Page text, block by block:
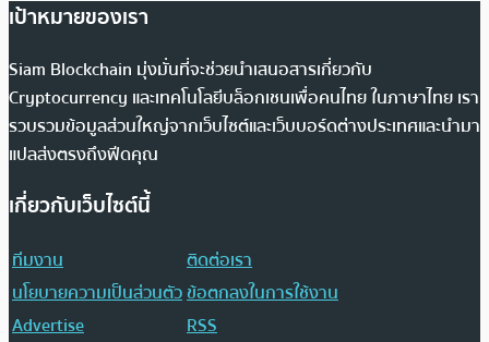
เป้าหมายของเรา
Siam Blockchain มุ่งมั่นที่จะช่วยนำเสนอสารเกี่ยวกับ
Cryptocurrency และเทคโนโลยีบล็อกเชนเพื่อคนไทย ในภาษาไทย เรา
รวบรวมข้อมูลส่วนใหญ่จากเว็บไซต์และเว็บบอร์ดต่างประเทศและนำมา
แปลส่งตรงถึงฟีดคุณ
เกี่ยวกับเว็บไซต์นี้
ทีมงาน
ติดต่อเรา
นโยบายความเป็นส่วนตัวข้อตกลงในการใช้งาน
Advertise
RSS